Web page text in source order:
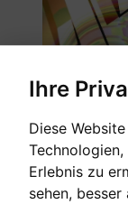
Ihre
Diese
Erlebnis zu
sehen,